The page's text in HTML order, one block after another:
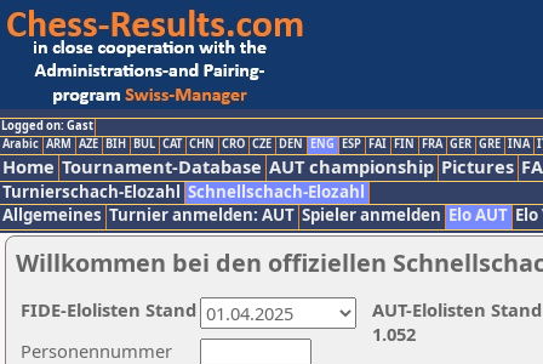
Logged on: Gast
Arabic ARM AZE BIH BUL CAT CHN CRO CZE DEN ENG ESP FAI FIN FRA GER GRE INA
Home Tournament-Database AUT championship Pictures
Turnierschach-Elozahl Schnellschach-Elozahl
Allgemeines Turnier anmelden: AUT Spieler anmelden Elo AUT
Willkommen bei den offiziellen
Personennummer
AUT-Elolisten
1.052
FIDE-Elolisten Stand